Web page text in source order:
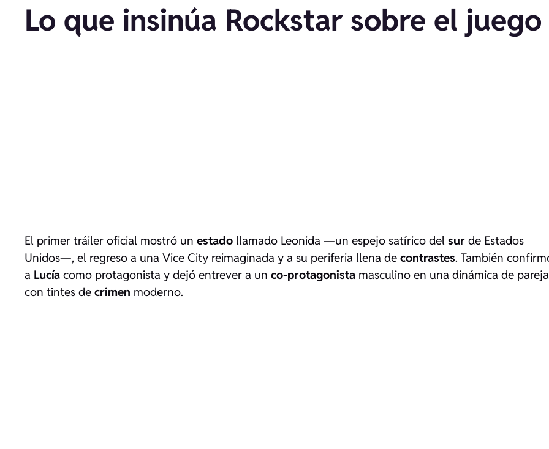
Lo que insinúa Rockstar sobre el juego
El primer tráiler oficial mostró un estado llamado Leonida —un espejo satírico del sur de Estados
Unidos—, el regreso a una Vice City reimaginada y a su periferia llena de contrastes. También
a Lucía como protagonista y dejó entrever a un co-protagonista masculino en una dinámica de pareja
con tintes de crimen moderno.